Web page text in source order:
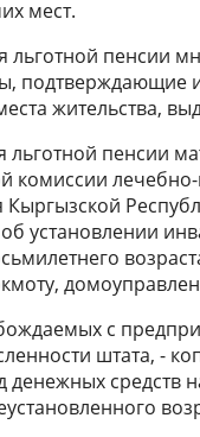
мест.
льготной пенсии
подтверждающие
жительства,
льготной пенсии
комиссии
установлении
с
штата, -
средств